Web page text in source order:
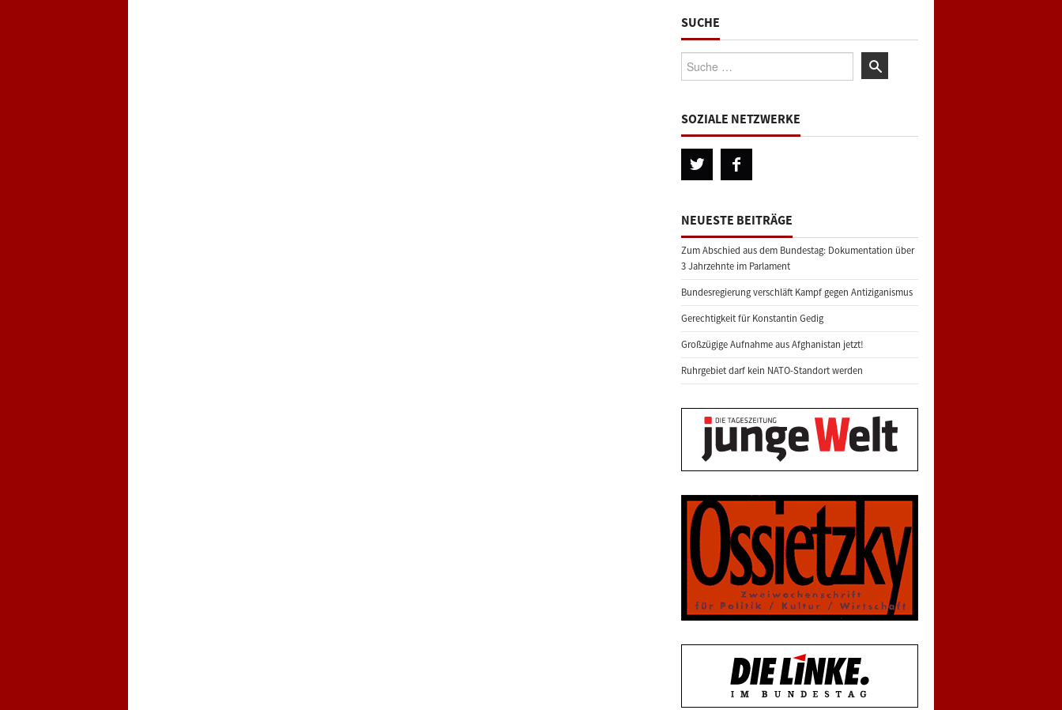
SUCHE
Suche:
SOZIALE NETZWERKE
NEUESTE BEITRÄGE
Zum Abschied aus dem Bundestag: Dokumentation über
3 Jahrzehnte im Parlament
Bundesregierung verschläft Kampf gegen Antiziganismus
Gerechtigkeit für Konstantin Gedig
Großzügige Aufnahme aus Afghanistan jetzt!
Ruhrgebiet darf kein NATO-Standort werden